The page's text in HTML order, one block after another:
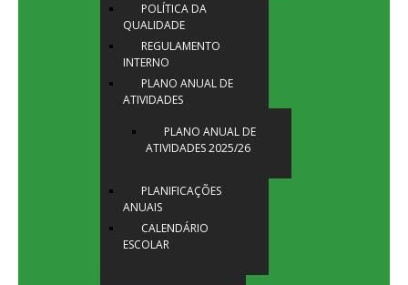
POLÍTICA DA
QUALIDADE
REGULAMENTO
INTERNO
PLANO ANUAL DE
ATIVIDADES
PLANO ANUAL DE
ATIVIDADES 2025/26
PLANIFICAÇÕES
ANUAIS
CALENDÁRIO
ESCOLAR